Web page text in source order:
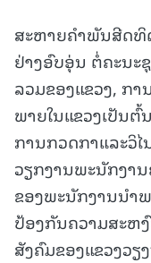
ສະຫາຍຄຳພັນສີດທິ
ຢ່າງອົບອຸ່ນ ຕໍ່ຄະນ
ລວມຂອງແຂວງ, ກ
ພາຍໃນແຂວງເປັນ
ການກວດກາແລະວິ
ວຽກງານພະນັກງາ
ຂອງພະນັກງານນໍາ
ປ້ອງກັນຄວາມສະຫ
ສັງຄົມຂອງແຂວງວຽ